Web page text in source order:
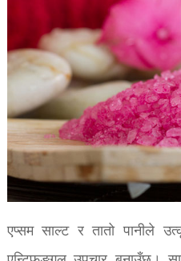
एप्सम साल्ट र तातो पानीले